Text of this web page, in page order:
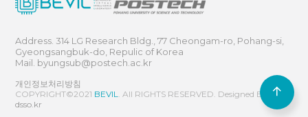
Address. 314 LG Research Bldg., 77 Cheongam-ro, Pohang-si,
Gyeongsangbuk-do, Repulic of Korea
Mail. byungsub@postech.ac.kr
개인정보처리방침
COPYRIGHT©2021 BEVIL
. All RIGHTS RESERVED. Designed By
dsso.kr